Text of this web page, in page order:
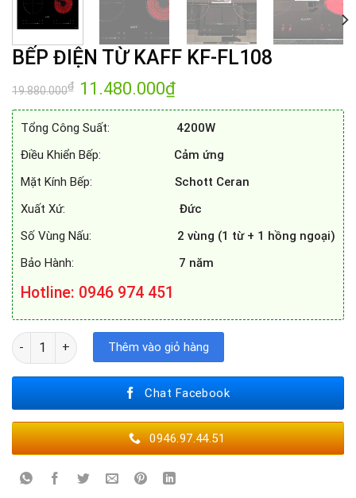
BẾP ĐIỆN TỪ KAFF KF-FL108
19.880.000₫ Giá
gốc
là:
19.880.000₫.
11.480.000₫Giá
tại
11.480.000₫.
Tổng Công Suất:
4200W
Điều Khiển Bếp: Cảm ứng
Mặt Kính Bếp: Schott Ceran
Xuất Xứ: Đức
Số Vùng Nấu: 2 vùng (1 từ + 1 hồng ngoại)
Bảo Hành: 7 năm
Hotline: 0946 974 451
BẾP ĐIỆN TỪ KAFF KF-FL108 số lượng
Thêm vào giỏ hàng
Chat Facebook
0946.97.44.51